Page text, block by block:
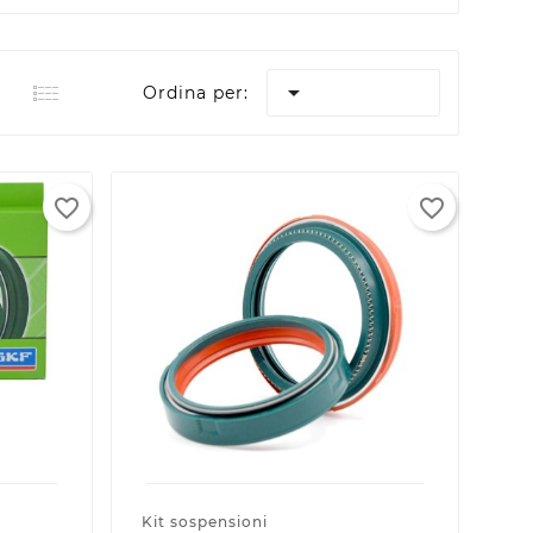
Ordina per: 
favorite_border
Kit sospensioni
favorite_border